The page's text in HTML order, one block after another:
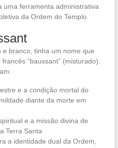
uma ferramenta administrativa
da Ordem do Templo.
e branco, tinha um nome que
“baussant” (misturado).
e a condição mortal do
diante da morte em
e a missão divina de
Terra Santa
a identidade dual da Ordem,